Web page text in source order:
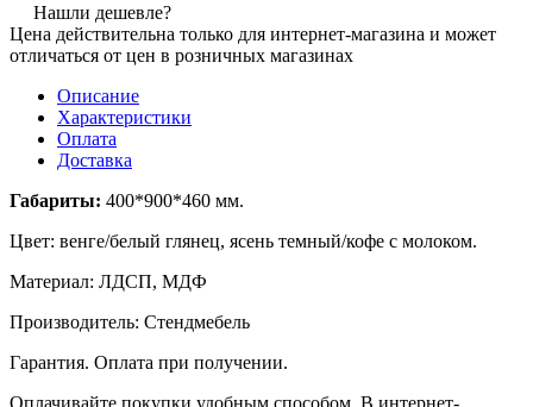
Нашли дешевле?
Цена действительна только для интернет-магазина и может
отличаться от цен в розничных магазинах
Описание
Характеристики
Оплата
Доставка
Габариты: 400*900*460 мм.
Цвет: венге/белый глянец, ясень темный/кофе с молоком.
Материал: ЛДСП, МДФ
Производитель: Стендмебель
Гарантия. Оплата при получении.
Оплачивайте покупки удобным способом. В интернет-